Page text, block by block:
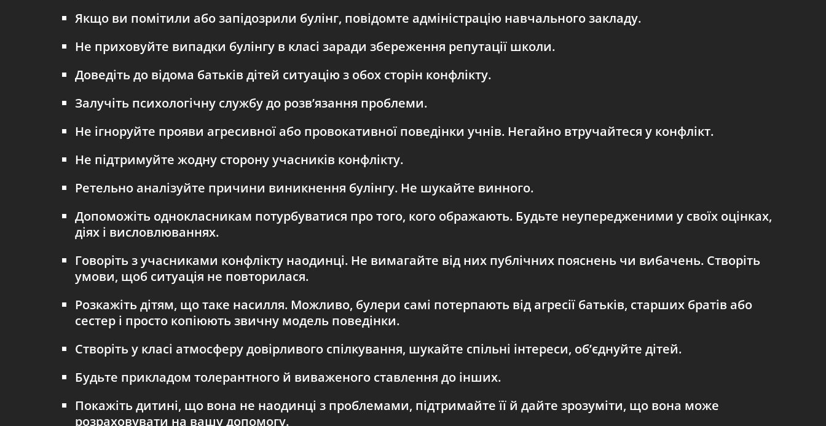
Якщо ви помітили або запідозрили булінг, повідомте адміністрацію навчального закладу.
Не приховуйте випадки булінгу в класі заради збереження репутації школи.
Доведіть до відома батьків дітей ситуацію з обох сторін конфлікту.
Залучіть психологічну службу до розв’язання проблеми.
Не ігноруйте прояви агресивної або провокативної поведінки учнів. Негайно втручайтеся у конфлікт.
Не підтримуйте жодну сторону учасників конфлікту.
Ретельно аналізуйте причини виникнення булінгу. Не шукайте винного.
Допоможіть однокласникам потурбуватися про того, кого ображають. Будьте неупередженими у своїх оцінках,
діях і висловлюваннях.
Говоріть з учасниками конфлікту наодинці. Не вимагайте від них публічних пояснень чи вибачень. Створіть
умови, щоб ситуація не повторилася.
Розкажіть дітям, що таке насилля. Можливо, булери самі потерпають від агресії батьків, старших братів або
сестер і просто копіюють звичну модель поведінки.
Створіть у класі атмосферу довірливого спілкування, шукайте спільні інтереси, об’єднуйте дітей.
Будьте прикладом толерантного й виваженого ставлення до інших.
Покажіть дитині, що вона не наодинці з проблемами, підтримайте її й дайте зрозуміти, що вона може
розраховувати на вашу допомогу.